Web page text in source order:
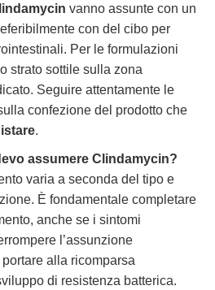
vanno assunte con un
con del cibo per
Per le formulazioni
strato sottile sulla zona
Seguire attentamente le
confezione del prodotto che
.
assumere Clindamycin?
varia a seconda del tipo e
È fondamentale completare
anche se i sintomi
l’assunzione
alla ricomparsa
di resistenza batterica.